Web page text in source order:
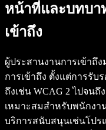
หน้าที่และบทบา
เข้าถึง
ผู้ประสานงานการเข้าถึ
การเข้าถึง ตั้งแต่การรับ
ถึงเช่น WCAG 2 ไปจน
เหมาะสมสำหรับพนักงา
บริการสนับสนุนเช่นโปร